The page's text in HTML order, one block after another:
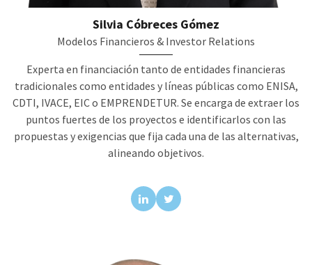
Silvia Cóbreces Gómez
Modelos Financieros & Investor Relations
Experta en financiación tanto de entidades financieras
tradicionales como entidades y líneas públicas como ENISA,
CDTI, IVACE, EIC o EMPRENDETUR. Se encarga de extraer los
puntos fuertes de los proyectos e identificarlos con las
propuestas y exigencias que fija cada una de las alternativas,
alineando objetivos.